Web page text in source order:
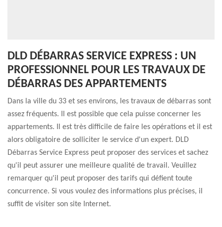
DLD DÉBARRAS SERVICE EXPRESS : UN
PROFESSIONNEL POUR LES TRAVAUX DE
DÉBARRAS DES APPARTEMENTS
Dans la ville du 33 et ses environs, les travaux de débarras sont
assez fréquents. Il est possible que cela puisse concerner les
appartements. Il est très difficile de faire les opérations et il est
alors obligatoire de solliciter le service d'un expert. DLD
Débarras Service Express peut proposer des services et sachez
qu'il peut assurer une meilleure qualité de travail. Veuillez
remarquer qu'il peut proposer des tarifs qui défient toute
concurrence. Si vous voulez des informations plus précises, il
suffit de visiter son site Internet.